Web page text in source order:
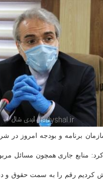
برنامه و بودجه امروز در
منابع جاری همچون مسائل
کردیم رقم را به سمت حقوق و